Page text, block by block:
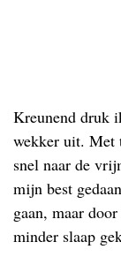
Kreunend druk
wekker uit. Met
snel naar de
mijn best
gaan, maar
minder slaap